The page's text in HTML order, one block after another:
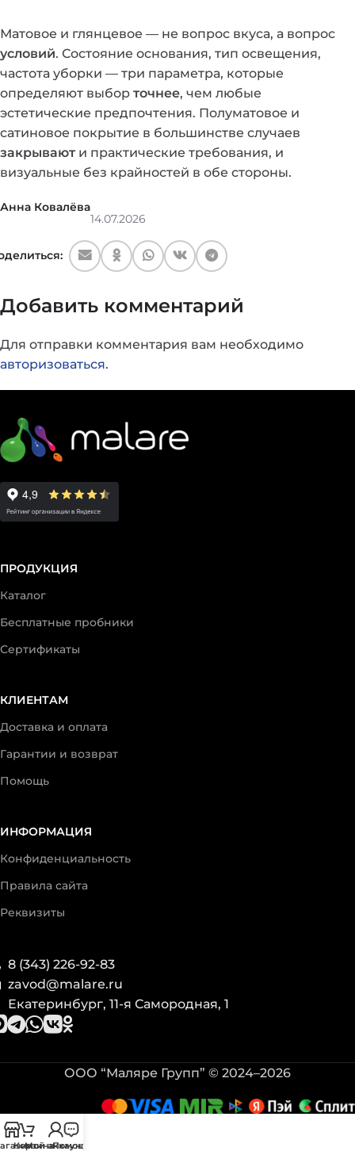
Матовое и глянцевое — не вопрос вкуса, а вопрос
условий. Состояние основания, тип освещения,
частота уборки — три параметра, которые
определяют выбор точнее, чем любые
эстетические предпочтения. Полуматовое и
сатиновое покрытие в большинстве случаев
закрываюти практические требования, и
визуальные без крайностей в обе стороны.
Анна Ковалёва
14.07.2026
Добавить комментарий
Для отправки комментария вам необходимо
авторизоваться.
ПРОДУКЦИЯ
Каталог
Бесплатные пробники
Сертификаты
КЛИЕНТАМ
Доставка и оплата
Гарантии и возврат
Помощь
ИНФОРМАЦИЯ
Конфиденциальность
Правила сайта
Реквизиты
8 (343) 226-92-83
zavod@malare.ru
Екатеринбург, 11-я Самородная, 1
ООО “Маляре Групп” © 2024–2026
Корзина
Мой аккаунт
Помощь